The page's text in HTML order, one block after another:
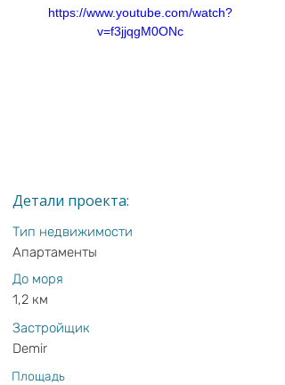
https://www.youtube.com/watch?
v=f3jjqgM0ONc
Детали проекта:
Тип недвижимости
Апартаменты
До моря
1,2 км
Застройщик
Demir
Площадь